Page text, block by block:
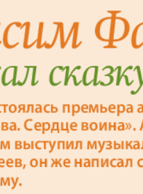
49
55
61
Бизнес
Версия
Восточная
Германия